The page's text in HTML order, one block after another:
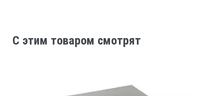
C этим товаром смотрят